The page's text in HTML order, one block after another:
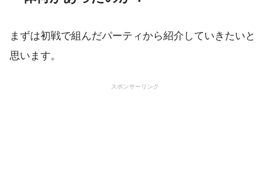
まずは初戦で組んだパーティから紹介していきたいと
思います。
スポンサーリンク